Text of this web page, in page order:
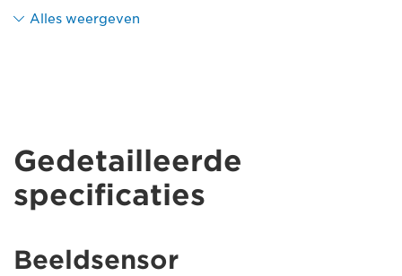
Alles weergeven
Gedetailleerde
specificaties
Beeldsensor